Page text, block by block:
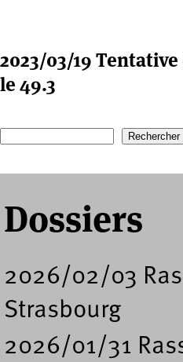
2023/03/19
le 49.3
Formulaire de
Dossiers
2026/02/03
Strasbourg
2026/01/31